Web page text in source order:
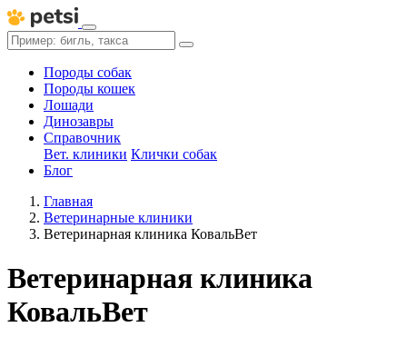
Породы собак
Породы кошек
Лошади
Динозавры
Справочник
Вет. клиники Клички собак
Блог
Главная
Ветеринарные клиники
Ветеринарная клиника КовальВет
Ветеринарная клиника
КовальВет